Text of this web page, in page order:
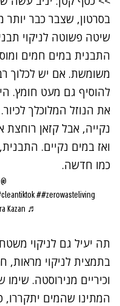
שיטה פשוטה לניקוי
התבנית במים חמים
משומשת. אם יש לכלוך
את הנוזל המלוכלך
נקייה, אבל קזאן רוחצת
ואז במים נקיים.
כמו חדשה.
@alphafoodie
##zerowasteliving
♬ original sound - Samira Kazan
תה יעיל גם לניקוי
בתמצית לניקוי מראות,
וכיריים מנירוסטה.
המתינו שהמים יתקררו,